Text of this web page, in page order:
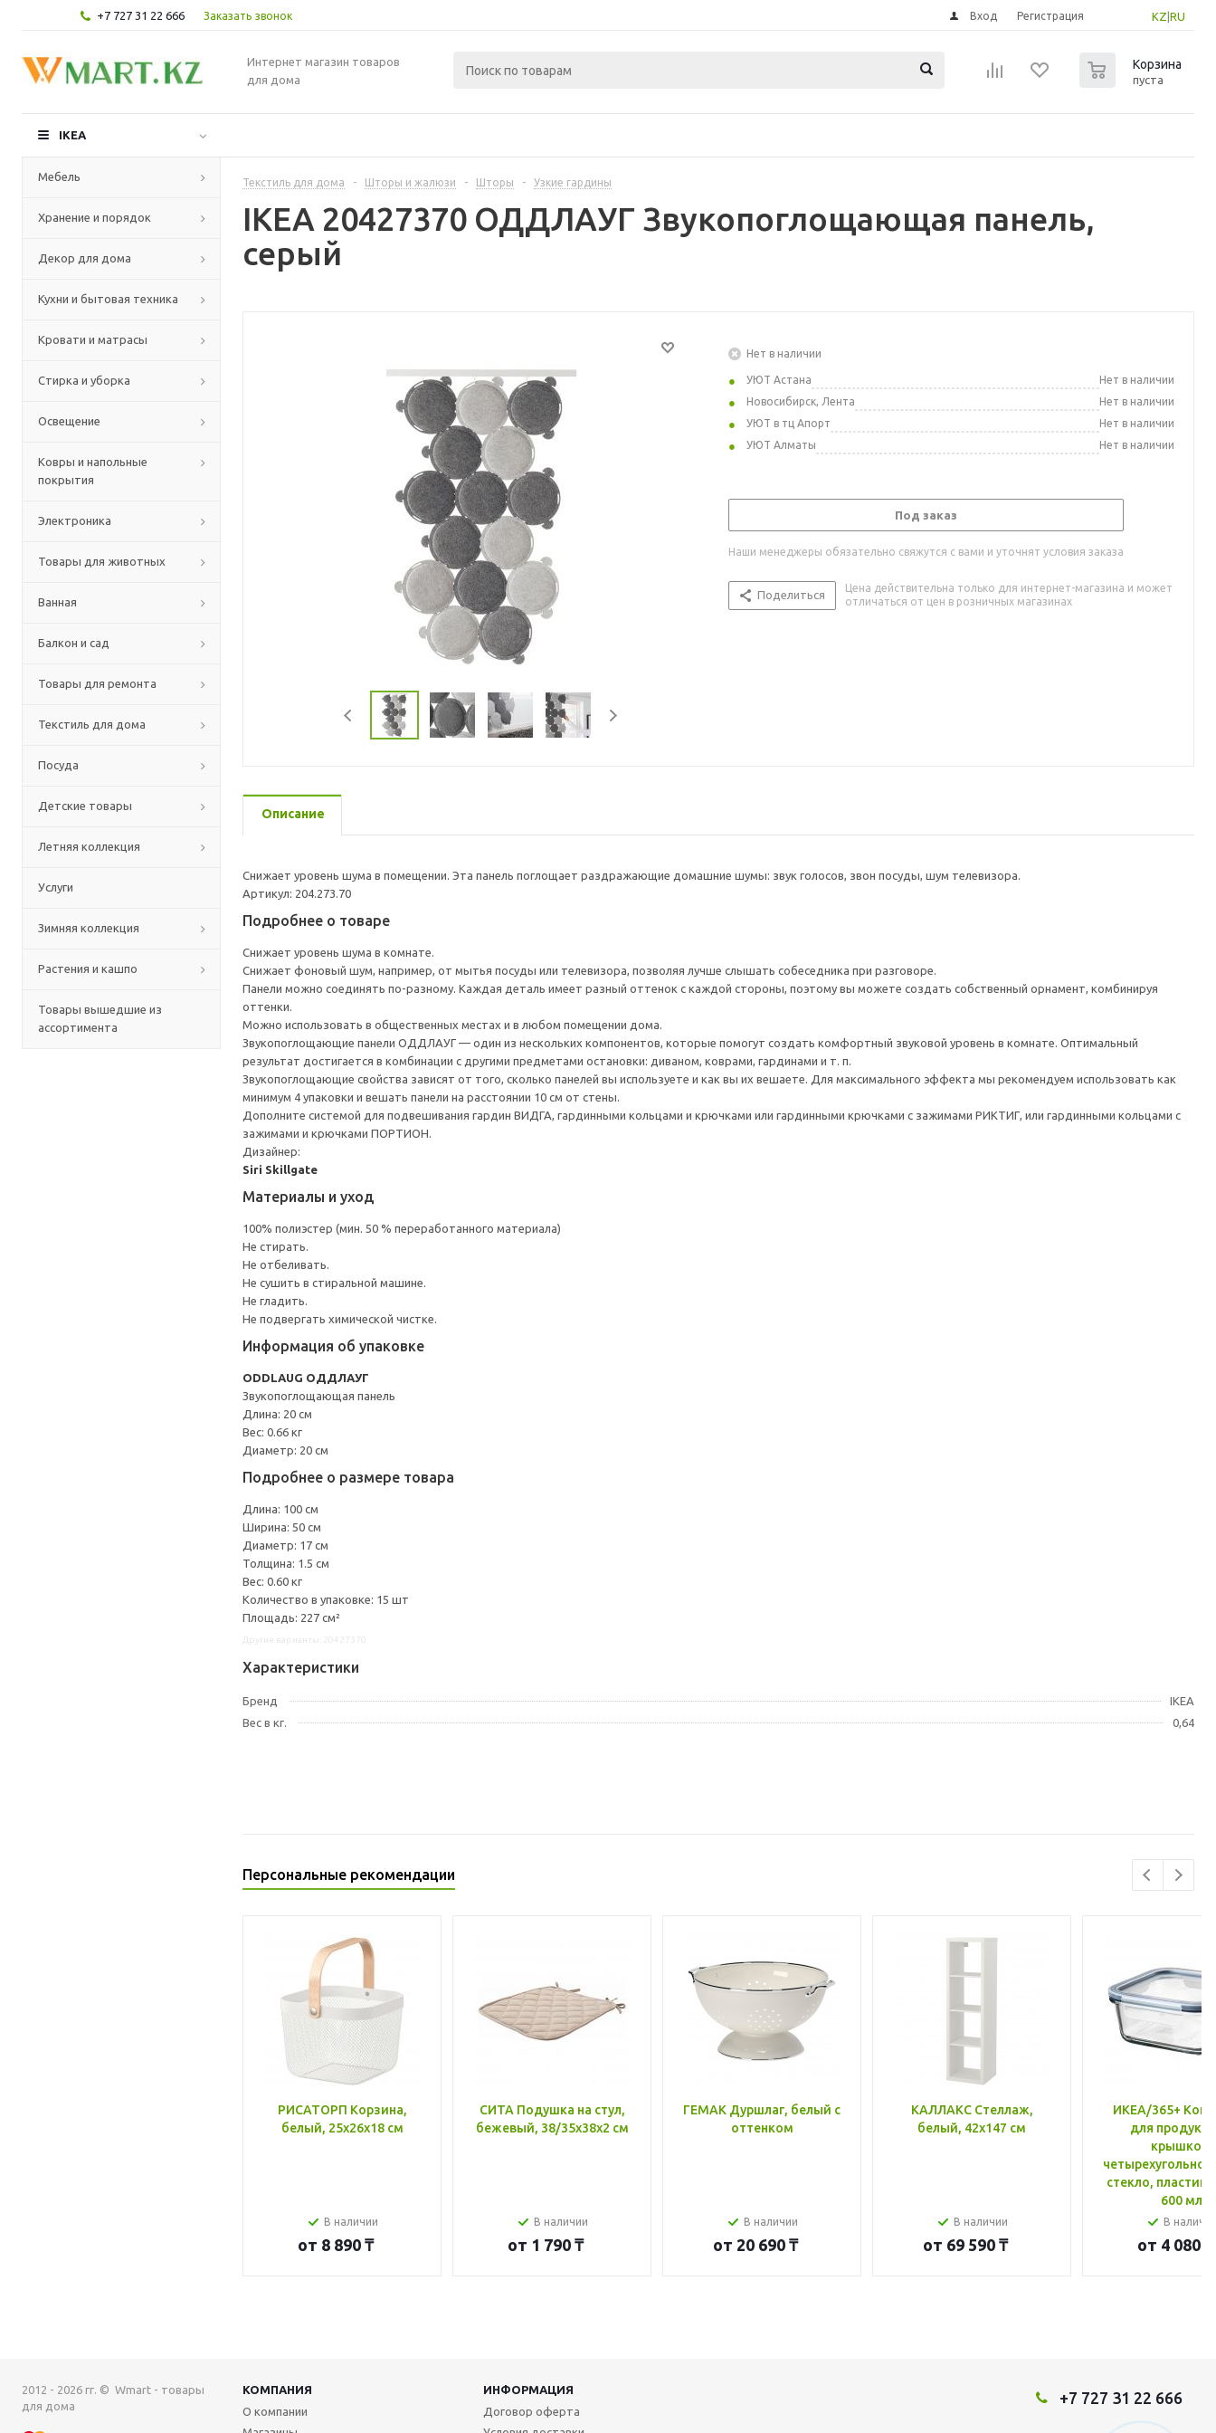
+7 727 31 22 666 Заказать звонок KZ RU
Вход Регистрация
Интернет магазин товаров
для дома
Корзина
пуста
IKEA
Мебель
Хранение и порядок
Декор для дома
Кухни и бытовая техника
Кровати и матрасы
Стирка и уборка
Освещение
Ковры и напольные
покрытия
Электроника
Товары для животных
Ванная
Балкон и сад
Товары для ремонта
Текстиль для дома
Посуда
Детские товары
Летняя коллекция
Услуги
Зимняя коллекция
Растения и кашпо
Товары вышедшие из
ассортимента
Текстиль для дома - Шторы и жалюзи - Шторы - Узкие гардины
IKEA 20427370 ОДДЛАУГ Звукопоглощающая панель,
серый
Нет в наличии
УЮТ Астана
Нет в наличии
Новосибирск, Лента
Нет в наличии
УЮТ в тц Апорт
Нет в наличии
УЮТ Алматы
Нет в наличии
Под заказ
Наши менеджеры обязательно свяжутся с вами и уточнят условия заказа
Поделиться
Цена действительна только для интернет-магазина и может
отличаться от цен в розничных магазинах
Описание
Снижает уровень шума в помещении. Эта панель поглощает раздражающие домашние шумы: звук голосов, звон посуды, шум телевизора.
Артикул: 204.273.70
Подробнее о товаре
Снижает уровень шума в комнате.
Снижает фоновый шум, например, от мытья посуды или телевизора, позволяя лучше слышать собеседника при разговоре.
Панели можно соединять по-разному. Каждая деталь имеет разный оттенок с каждой стороны, поэтому вы можете создать собственный орнамент, комбинируя
оттенки.
Можно использовать в общественных местах и в любом помещении дома.
Звукопоглощающие панели ОДДЛАУГ — один из нескольких компонентов, которые помогут создать комфортный звуковой уровень в комнате. Оптимальный
результат достигается в комбинации с другими предметами остановки: диваном, коврами, гардинами и т. п.
Звукопоглощающие свойства зависят от того, сколько панелей вы используете и как вы их вешаете. Для максимального эффекта мы рекомендуем использовать как
минимум 4 упаковки и вешать панели на расстоянии 10 см от стены.
Дополните системой для подвешивания гардин ВИДГА, гардинными кольцами и крючками или гардинными крючками с зажимами РИКТИГ, или гардинными кольцами с
зажимами и крючками ПОРТИОН.
Дизайнер:
Siri Skillgate
Материалы и уход
100% полиэстер (мин. 50 % переработанного материала)
Не стирать.
Не отбеливать.
Не сушить в стиральной машине.
Не гладить.
Не подвергать химической чистке.
Информация об упаковке
ODDLAUG ОДДЛАУГ
Звукопоглощающая панель
Длина: 20 см
Вес: 0.66 кг
Диаметр: 20 см
Подробнее о размере товара
Длина: 100 см
Ширина: 50 см
Диаметр: 17 см
Толщина: 1.5 см
Вес: 0.60 кг
Количество в упаковке: 15 шт
Площадь: 227 см²
Характеристики
Бренд
IKEA
Вес в кг.
0,64
Персональные рекомендации
РИСАТОРП Корзина,
белый, 25x26x18 см
В наличии
от 8 890 ₸
СИТА Подушка на стул,
бежевый, 38/35x38x2 см
В наличии
от 1 790 ₸
ГЕМАК Дуршлаг, белый с
оттенком
В наличии
от 20 690 ₸
КАЛЛАКС Стеллаж,
белый, 42x147 см
В наличии
от 69 590 ₸
ИКЕА/365+
для
крышкой,
стекло, пластик
600 мл
В
от 4 080 ₸
2012 - 2026 гг. © Wmart - товары
для дома
КОМПАНИЯ
ИНФОРМАЦИЯ
О компании
Договор оферта
+7 727 31 22 666